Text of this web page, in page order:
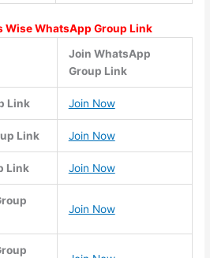
Wise WhatsApp Group Link
Join WhatsApp
Group Link
Link Join Now
Link Join Now
Link Join Now
Join Now